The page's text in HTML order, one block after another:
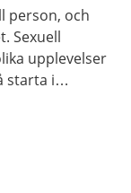
person, och
Sexuell
upplevelser
starta i